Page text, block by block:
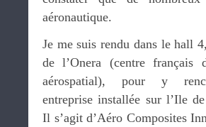
aéronautique.
Je me suis rendu dans le hall
de l’Onera (centre français
aérospatial), pour y
entreprise installée sur l’Ile
Il s’agit d’Aéro Composites